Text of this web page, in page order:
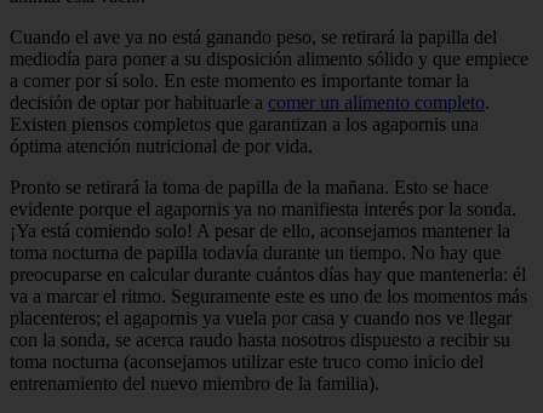
Cuando el ave ya no está ganando peso, se retirará la papilla del
mediodía para poner a su disposición alimento sólido y que empiece
a comer por sí solo. En este momento es importante tomar la
decisión de optar por habituarle a comer un alimento completo.
Existen piensos completos que garantizan a los agapornis una
óptima atención nutricional de por vida.
Pronto se retirará la toma de papilla de la mañana. Esto se hace
evidente porque el agapornis ya no manifiesta interés por la sonda.
¡Ya está comiendo solo! A pesar de ello, aconsejamos mantener la
toma nocturna de papilla todavía durante un tiempo. No hay que
preocuparse en calcular durante cuántos días hay que mantenerla: él
va a marcar el ritmo. Seguramente este es uno de los momentos más
placenteros; el agapornis ya vuela por casa y cuando nos ve llegar
con la sonda, se acerca raudo hasta nosotros dispuesto a recibir su
toma nocturna (aconsejamos utilizar este truco como inicio del
entrenamiento del nuevo miembro de la familia).